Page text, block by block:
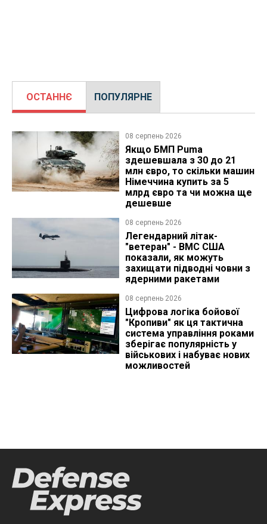
ОСТАННЄ ПОПУЛЯРНЕ
08 серпень 2026
Якщо БМП Puma
здешевшала з 30 до 21
млн євро, то скільки машин
Німеччина купить за 5
млрд євро та чи можна ще
дешевше
08 серпень 2026
Легендарний літак-
"ветеран" - ВМС США
показали, як можуть
захищати підводні човни з
ядерними ракетами
08 серпень 2026
Цифрова логіка бойової
"Кропиви" як ця тактична
система управління роками
зберігає популярність у
військових і набуває нових
можливостей